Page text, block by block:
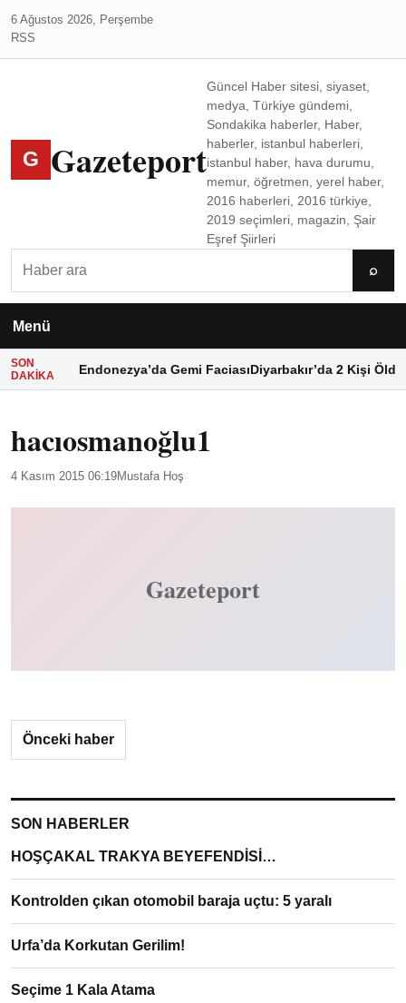
6 Ağustos 2026, Perşembe
RSS
G Gazeteport
Güncel Haber sitesi, siyaset,
medya, Türkiye gündemi,
Sondakika haberler, Haber,
haberler, istanbul haberleri,
istanbul haber, hava durumu,
memur, öğretmen, yerel haber,
2016 haberleri, 2016 türkiye,
2019 seçimleri, magazin, Şair
Eşref Şiirleri
⌕
Menü
SON
DAKIKA
Endonezya’da Gemi FaciasıDiyarbakır’da 2 Kişi Öldü
hacıosmanoğlu1
4 Kasım 2015 06:19Mustafa Hoş
Gazeteport
Önceki haber
SON HABERLER
HOŞÇAKAL TRAKYA BEYEFENDİSİ…
Kontrolden çıkan otomobil baraja uçtu: 5 yaralı
Urfa’da Korkutan Gerilim!
Seçime 1 Kala Atama